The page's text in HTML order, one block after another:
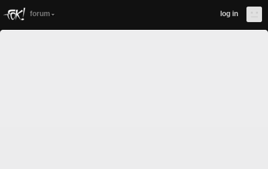
forum log in